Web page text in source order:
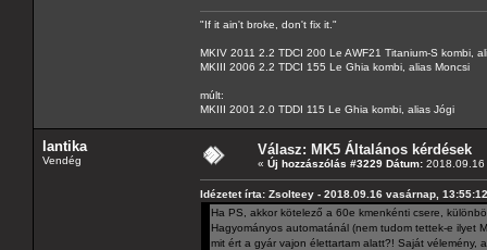
"If it ain't broke, don't fix it."
MKIV 2011 2.2 TDCI 200 Le AWF21 Titanium-S kombi,
MKIII 2006 2.2 TDCI 155 Le Ghia kombi, alias Moncsi
múlt:
MKIII 2001 2.0 TDDI 115 Le Ghia kombi, alias Jógi
lantika
Vendég
Válasz: MK5 Általános kérdések
« Új hozzászólás #3229 Dátum:
Idézetet írta: Zsolteey - 2018.09.16 vasárnap, 13:55:12
Ha PS, akkor kötelező a 60e kmenkénti csere,
Hagyományos automatánál (nem tudom tettek-e ilyet
mit ért a gyár vajon élettartam alatt?! Saját vélemény,